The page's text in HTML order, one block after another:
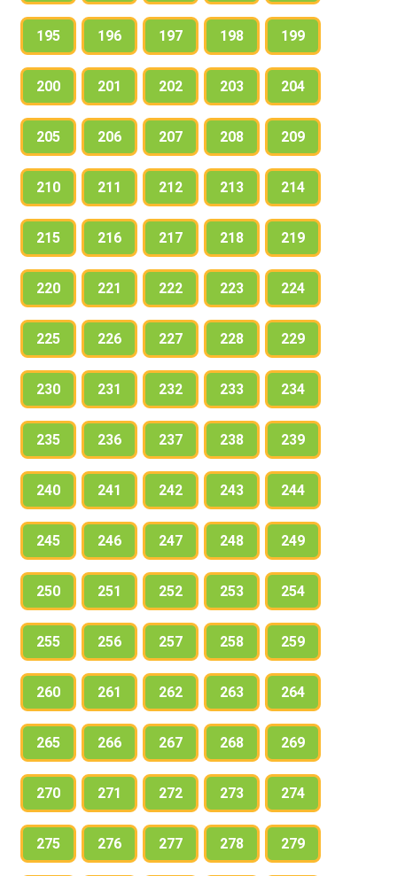
195 196 197 198 199
200 201 202 203 204
205 206 207 208 209
210 211 212 213 214
215 216 217 218 219
220 221 222 223 224
225 226 227 228 229
230 231 232 233 234
235 236 237 238 239
240 241 242 243 244
245 246 247 248 249
250 251 252 253 254
255 256 257 258 259
260 261 262 263 264
265 266 267 268 269
270 271 272 273 274
275 276 277 278 279